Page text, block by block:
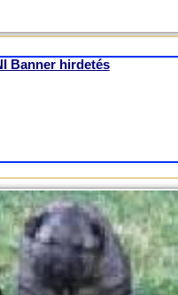
Banner hirdetés